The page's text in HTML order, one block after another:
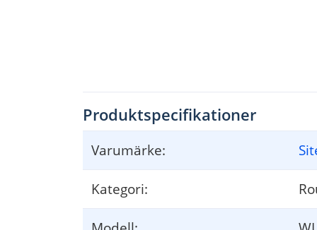
Produktspecifikationer
Varumärke:
Kategori: